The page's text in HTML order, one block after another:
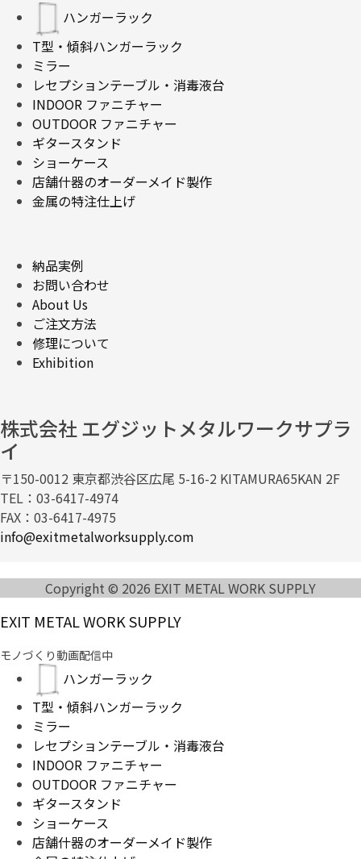
ハンガーラック
T型・傾斜ハンガーラック
ミラー
レセプションテーブル・消毒液台
INDOOR ファニチャー
OUTDOOR ファニチャー
ギタースタンド
ショーケース
店舗什器のオーダーメイド製作
金属の特注仕上げ
納品実例
お問い合わせ
About Us
ご注文方法
修理について
Exhibition
株式会社 エグジットメタルワークサプラ
イ
〒150-0012 東京都渋谷区広尾 5-16-2 KITAMURA65KAN 2F
TEL：03-6417-4974
FAX：03-6417-4975
info@exitmetalworksupply.com
Copyright © 2026 EXIT METAL WORK SUPPLY
EXIT METAL WORK SUPPLY
モノづくり動画配信中
ハンガーラック
T型・傾斜ハンガーラック
ミラー
レセプションテーブル・消毒液台
INDOOR ファニチャー
OUTDOOR ファニチャー
ギタースタンド
ショーケース
店舗什器のオーダーメイド製作